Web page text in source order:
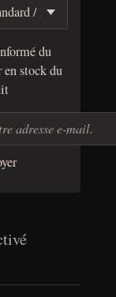
du
en stock du